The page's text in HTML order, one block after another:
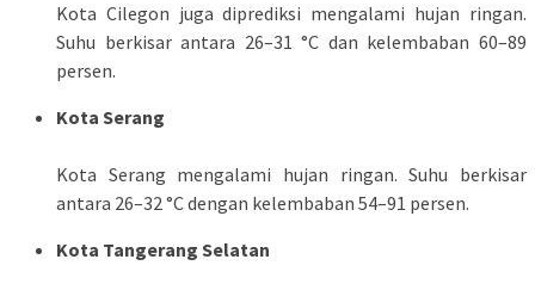
Kota Cilegon juga diprediksi mengalami hujan ringan.
Suhu berkisar antara 26–31 °C dan kelembaban 60–89
persen.
Kota Serang
Kota Serang mengalami hujan ringan. Suhu berkisar
antara 26–32 °C dengan kelembaban 54–91 persen.
Kota Tangerang Selatan